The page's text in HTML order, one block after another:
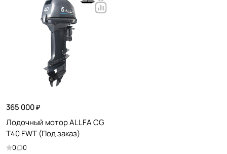
365 000 ₽
Лодочный мотор ALLFA CG
T40 FWT (Под заказ)
0 0